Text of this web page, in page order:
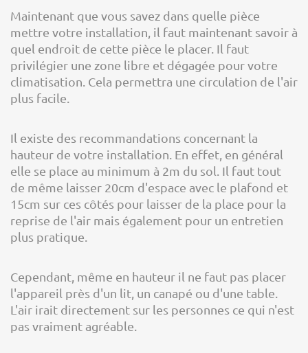
Maintenant que vous savez dans quelle pièce
mettre votre installation, il faut maintenant savoir à
quel endroit de cette pièce le placer. Il faut
privilégier une zone libre et dégagée pour votre
climatisation. Cela permettra une circulation de l'air
plus facile.
Il existe des recommandations concernant la
hauteur de votre installation. En effet, en général
elle se place au minimum à 2m du sol. Il faut tout
de même laisser 20cm d'espace avec le plafond et
15cm sur ces côtés pour laisser de la place pour la
reprise de l'air mais également pour un entretien
plus pratique.
Cependant, même en hauteur il ne faut pas placer
l'appareil près d'un lit, un canapé ou d'une table.
L'air irait directement sur les personnes ce qui n'est
pas vraiment agréable.